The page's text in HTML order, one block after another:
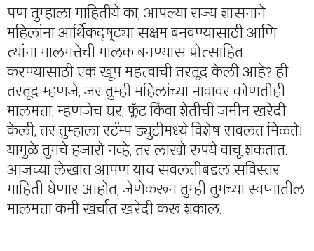
पण तुम्हाला माहितीये का, आपल्या राज्य शासनाने
महिलांना आर्थिकदृष्ट्या सक्षम बनवण्यासाठी आणि
त्यांना मालमत्तेची मालक बनण्यास प्रोत्साहित
करण्यासाठी एक खूप महत्त्वाची तरतूद केली आहे? ही
तरतूद म्हणजे, जर तुम्ही महिलांच्या नावावर कोणतीही
मालमत्ता, म्हणजेच घर, फ्लॅट किंवा शेतीची जमीन खरेदी
केली, तर तुम्हाला स्टॅम्प ड्युटीमध्ये विशेष सवलत मिळते!
यामुळे तुमचे हजारो नव्हे, तर लाखो रुपये वाचू शकतात.
आजच्या लेखात आपण याच सवलतीबद्दल सविस्तर
माहिती घेणार आहोत, जेणेकरून तुम्ही तुमच्या स्वप्नातील
मालमत्ता कमी खर्चात खरेदी करू शकाल.